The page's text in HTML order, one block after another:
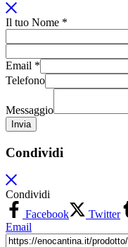
Il tuo Nome *
Messaggio
Email
Email *
Telefono
Messaggio
Invia
Condividi
Condividi
Facebook
Twitter
Email